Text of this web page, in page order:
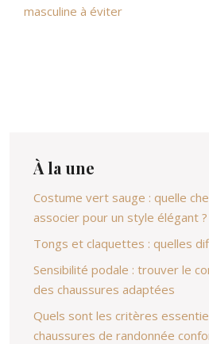
masculine à éviter
À la une
Costume vert sauge : quelle
associer pour un style élégant ?
Tongs et claquettes : quelles
Sensibilité podale : trouver le
des chaussures adaptées
Quels sont les critères
chaussures de randonnée